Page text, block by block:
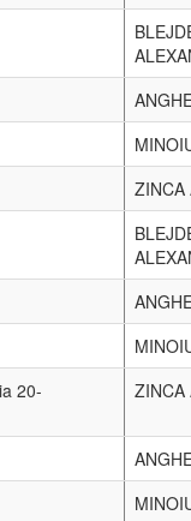
acumulate toti
in aceasta
la un capat la
timp.Tot HC au
echipei de orientare
in parcul Nicolae
- Serbia, 1-3 mai
de aur, argint si